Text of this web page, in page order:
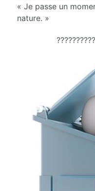
« Je passe un
nature. »